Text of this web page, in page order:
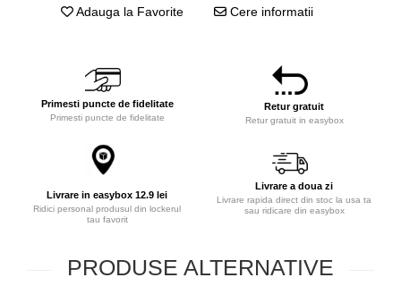
Adauga la Favorite Cere informatii
Primesti puncte de fidelitate
Primesti puncte de fidelitate
Retur gratuit
Retur gratuit in easybox
Livrare in easybox 12.9 lei
Ridici personal produsul din lockerul
tau favorit
Livrare a doua zi
Livrare rapida direct din stoc la usa ta
sau ridicare din easybox
PRODUSE ALTERNATIVE